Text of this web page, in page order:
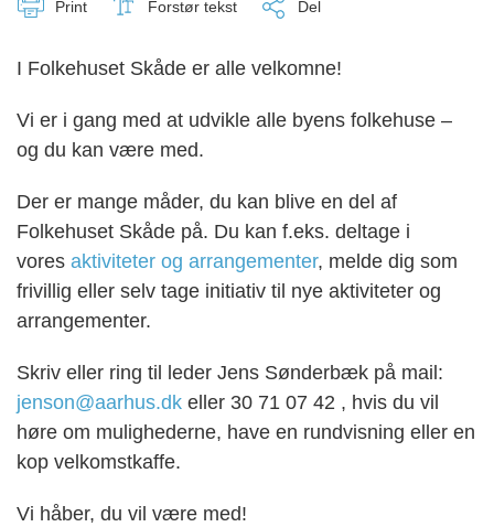
Print Forstør tekst Del
I Folkehuset Skåde er alle velkomne!
Vi er i gang med at udvikle alle byens folkehuse –
og du kan være med.
Der er mange måder, du kan blive en del af
Folkehuset Skåde på. Du kan f.eks. deltage i
vores aktiviteter og arrangementer, melde dig som
frivillig eller selv tage initiativ til nye aktiviteter og
arrangementer.
Skriv eller ring til leder Jens Sønderbæk på mail:
jenson@aarhus.dk eller 30 71 07 42 , hvis du vil
høre om mulighederne, have en rundvisning eller en
kop velkomstkaffe.
Vi håber, du vil være med!